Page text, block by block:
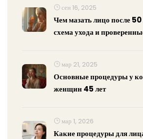
сен 16, 2025
Чем мазать лицо после 50
схема ухода и
мар 21, 2025
Основные процедуры у
женщин 45 лет
мар 1, 2026
Какие процедуры для